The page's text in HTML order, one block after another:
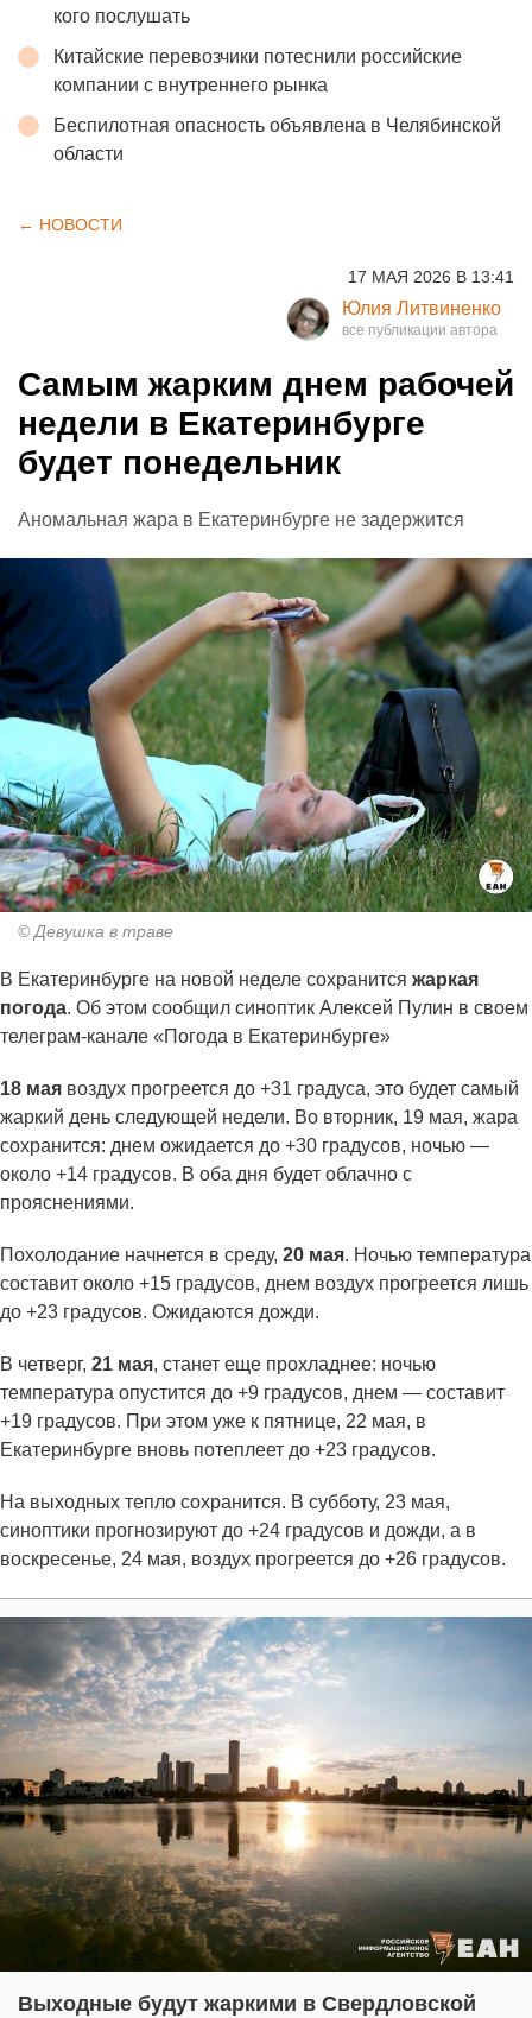
кого послушать
Китайские перевозчики потеснили российские
компании с внутреннего рынка
Беспилотная опасность объявлена в Челябинской
области
← НОВОСТИ
17 МАЯ 2026 В 13:41
Юлия Литвиненко
Самым жарким днем рабочей
недели в Екатеринбурге
будет понедельник
Аномальная жара в Екатеринбурге не задержится
© Девушка в траве
В Екатеринбурге на новой неделе сохранится жаркая
погода. Об этом сообщил синоптик Алексей Пулин в своем
телеграм-канале «Погода в Екатеринбурге»
18 мая воздух прогреется до +31 градуса, это будет самый
жаркий день следующей недели. Во вторник, 19 мая, жара
сохранится: днем ожидается до +30 градусов, ночью —
около +14 градусов. В оба дня будет облачно с
прояснениями.
Похолодание начнется в среду, 20 мая. Ночью температура
составит около +15 градусов, днем воздух прогреется лишь
до +23 градусов. Ожидаются дожди.
В четверг, 21 мая, станет еще прохладнее: ночью
температура опустится до +9 градусов, днем — составит
+19 градусов. При этом уже к пятнице, 22 мая, в
Екатеринбурге вновь потеплеет до +23 градусов.
На выходных тепло сохранится. В субботу, 23 мая,
синоптики прогнозируют до +24 градусов и дожди, а в
воскресенье, 24 мая, воздух прогреется до +26 градусов.
Выходные будут жаркими в Свердловской